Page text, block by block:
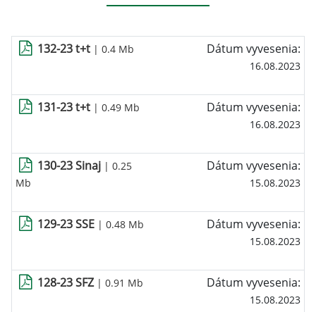
132-23 t+t | 0.4 Mb Dátum vyvesenia:
16.08.2023
131-23 t+t | 0.49 Mb Dátum vyvesenia:
16.08.2023
130-23 Sinaj | 0.25
Mb
Dátum vyvesenia:
15.08.2023
129-23 SSE | 0.48 Mb Dátum vyvesenia:
15.08.2023
128-23 SFZ| 0.91 Mb Dátum vyvesenia:
15.08.2023